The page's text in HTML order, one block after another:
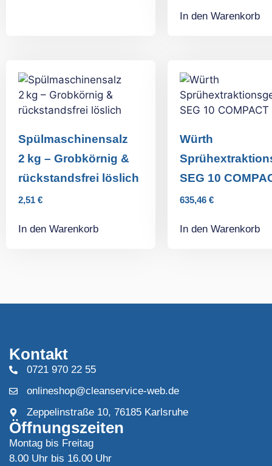
In den Warenkorb
Spülmaschinensalz
2 kg – Grobkörnig &
rückstandsfrei löslich
2,51 €
In den Warenkorb
Würth
SEG 10
635,46 €
In den Warenkorb
Kontakt
0721 970 22 55
onlineshop@cleanservice-web.de
Zeppelinstraße 10, 76185 Karlsruhe
Öffnungszeiten
Montag bis Freitag
8.00 Uhr bis 16.00 Uhr